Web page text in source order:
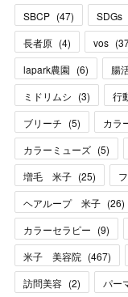
SBCP (47) SDGs
長者原 (4) vos (
lapark農園 (6) 腸
ミドリムシ (3) 行
ブリーチ (5) カラ
カラーミューズ (5)
増毛 米子 (25)
ヘアループ 米子 (26)
カラーセラピー (9)
米子 美容院 (467)
訪問美容 (2) パー